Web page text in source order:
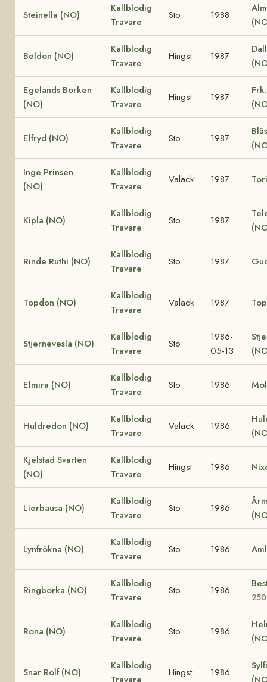
Steinella (NO)
Kallblodig
Travare
Sto 1988
Beldon (NO)
Kallblodig
Travare
Hingst 1987
Egelands Borken
(NO)
Kallblodig
Travare
Hingst 1987
Elfryd (NO)
Kallblodig
Travare
Sto 1987
Inge Prinsen
(NO)
Kallblodig
Travare
Valack 1987
Kipla (NO)
Kallblodig
Travare
Sto 1987
Rinde Ruthi (NO)
Kallblodig
Travare
Sto 1987
Topdon (NO)
Kallblodig
Travare
Valack 1987
Stjernevesla (NO)
Kallblodig
Travare
Sto
1986-
05-13
Elmira (NO)
Kallblodig
Travare
Sto 1986
Huldredon (NO)
Kallblodig
Travare
Valack 1986
Kjelstad Svarten
(NO)
Kallblodig
Travare
Hingst 1986
Lierbausa (NO)
Kallblodig
Travare
Sto 1986
Lynfrökna (NO)
Kallblodig
Travare
Sto 1986
Ringborka (NO)
Kallblodig
Travare
Sto 1986
Rona (NO)
Kallblodig
Travare
Sto 1986
Snar Rolf (NO)
Kallblodig
Travare
Hingst 1986